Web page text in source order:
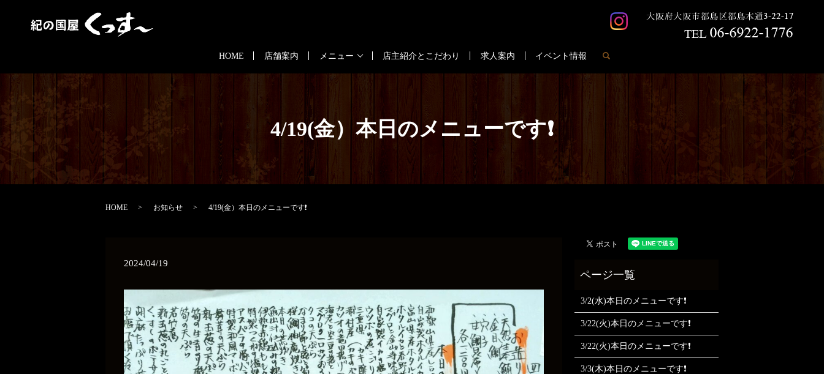
HOME 店舗案内 メニュー 店主紹介とこだわり 求人案内 イベント情報
4/19(金）本日のメニューです❗
HOME お知らせ 4/19(金）本日のメニューです❗
2024/04/19
3/2(水)本日のメニューです❗
3/22(火)本日のメニューです❗
3/22(火)本日のメニューです❗
3/3(木)本日のメニューです❗